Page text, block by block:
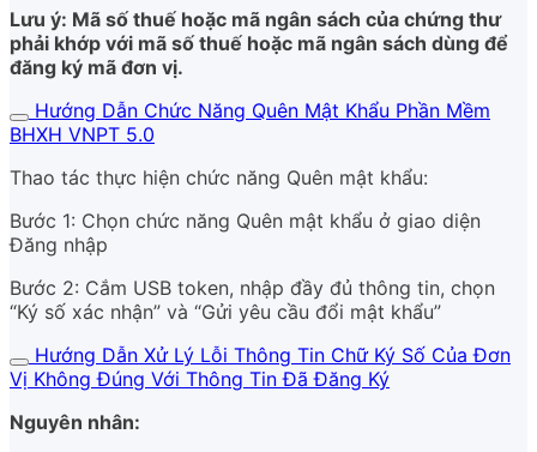
Lưu ý: Mã số thuế hoặc mã ngân sách của chứng thư
phải khớp với mã số thuế hoặc mã ngân sách dùng để
đăng ký mã đơn vị.
Hướng Dẫn Chức Năng Quên Mật Khẩu Phần Mềm
BHXH VNPT 5.0
Thao tác thực hiện chức năng Quên mật khẩu:
Bước 1: Chọn chức năng Quên mật khẩu ở giao diện
Đăng nhập
Bước 2: Cắm USB token, nhập đầy đủ thông tin, chọn
“Ký số xác nhận” và “Gửi yêu cầu đổi mật khẩu”
Hướng Dẫn Xử Lý Lỗi Thông Tin Chữ Ký Số Của Đơn
Vị Không Đúng Với Thông Tin Đã Đăng Ký
Nguyên nhân: